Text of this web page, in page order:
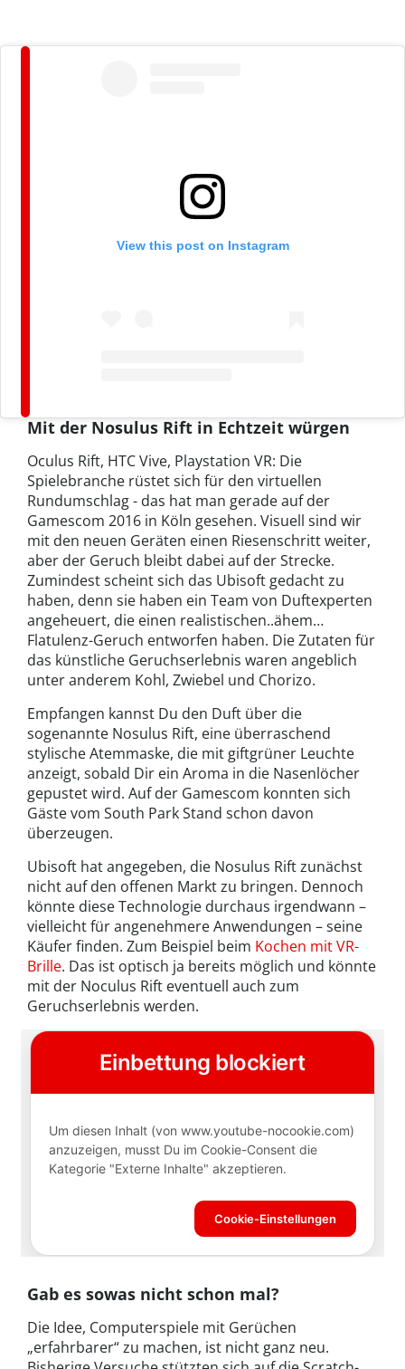
View this post on Instagram
Mit der Nosulus Rift in Echtzeit würgen
Oculus Rift, HTC Vive, Playstation VR: Die
Spielebranche rüstet sich für den virtuellen
Rundumschlag - das hat man gerade auf der
Gamescom 2016 in Köln gesehen. Visuell sind wir
mit den neuen Geräten einen Riesenschritt weiter,
aber der Geruch bleibt dabei auf der Strecke.
Zumindest scheint sich das Ubisoft gedacht zu
haben, denn sie haben ein Team von Duftexperten
angeheuert, die einen realistischen..ähem…
Flatulenz-Geruch entworfen haben. Die Zutaten für
das künstliche Geruchserlebnis waren angeblich
unter anderem Kohl, Zwiebel und Chorizo.
Empfangen kannst Du den Duft über die
sogenannte Nosulus Rift, eine überraschend
stylische Atemmaske, die mit giftgrüner Leuchte
anzeigt, sobald Dir ein Aroma in die Nasenlöcher
gepustet wird. Auf der Gamescom konnten sich
Gäste vom South Park Stand schon davon
überzeugen.
Ubisoft hat angegeben, die Nosulus Rift zunächst
nicht auf den offenen Markt zu bringen. Dennoch
könnte diese Technologie durchaus irgendwann –
vielleicht für angenehmere Anwendungen – seine
Käufer finden. Zum Beispiel beim Kochen mit VR-
Brille. Das ist optisch ja bereits möglich und könnte
mit der Noculus Rift eventuell auch zum
Geruchserlebnis werden.
Gab es sowas nicht schon mal?
Die Idee, Computerspiele mit Gerüchen
„erfahrbarer“ zu machen, ist nicht ganz neu.